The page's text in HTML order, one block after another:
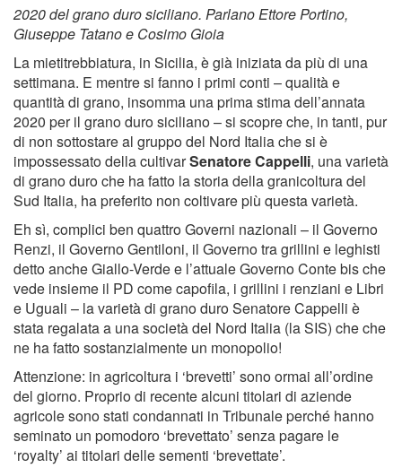
2020 del grano duro siciliano. Parlano Ettore Portino,
Giuseppe Tatano e Cosimo Gioia
La mietitrebbiatura, in Sicilia, è già iniziata da più di una
settimana. E mentre si fanno i primi conti – qualità e
quantità di grano, insomma una prima stima dell’annata
2020 per il grano duro siciliano – si scopre che, in tanti, pur
di non sottostare al gruppo del Nord Italia che si è
impossessato della cultivarSenatore Cappelli, una varietà
di grano duro che ha fatto la storia della granicoltura del
Sud Italia, ha preferito non coltivare più questa varietà.
Eh sì, complici ben quattro Governi nazionali – il Governo
Renzi, il Governo Gentiloni, il Governo tra grillini e leghisti
detto anche Giallo-Verde e l’attuale Governo Conte bis che
vede insieme il PD come capofila, i grillini i renziani e Libri
e Uguali – la varietà di grano duro Senatore Cappelli è
stata regalata a una società del Nord Italia (la SIS) che che
ne ha fatto sostanzialmente un monopolio!
Attenzione: in agricoltura i ‘brevetti’ sono ormai all’ordine
del giorno. Proprio di recente alcuni titolari di aziende
agricole sono stati condannati in Tribunale perché hanno
seminato un pomodoro ‘brevettato’ senza pagare le
‘royalty’ ai titolari delle sementi ‘brevettate’.